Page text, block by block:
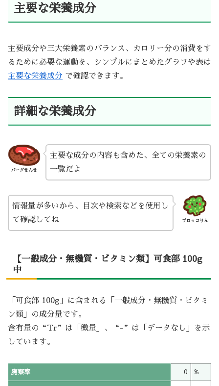
主要な栄養成分
主要成分や三大栄養素のバランス、カロリー分の消費をす
るために必要な運動を、シンプルにまとめたグラフや表は
主要な栄養成分 で確認できます。
詳細な栄養成分
バーグせんせ
主要な成分の内容も含めた、全ての栄養素の
一覧だよ
ブロッコりん
情報量が多いから、目次や検索などを使用し
て確認してね
【一般成分・無機質・ビタミン類】可食部 100g
中
「可食部 100g」に含まれる「一般成分・無機質・ビタミ
ン類」の成分量です。
含有量の“Tr”は「微量」、“-”は「データなし」を示
しています。
廃棄率 0 %